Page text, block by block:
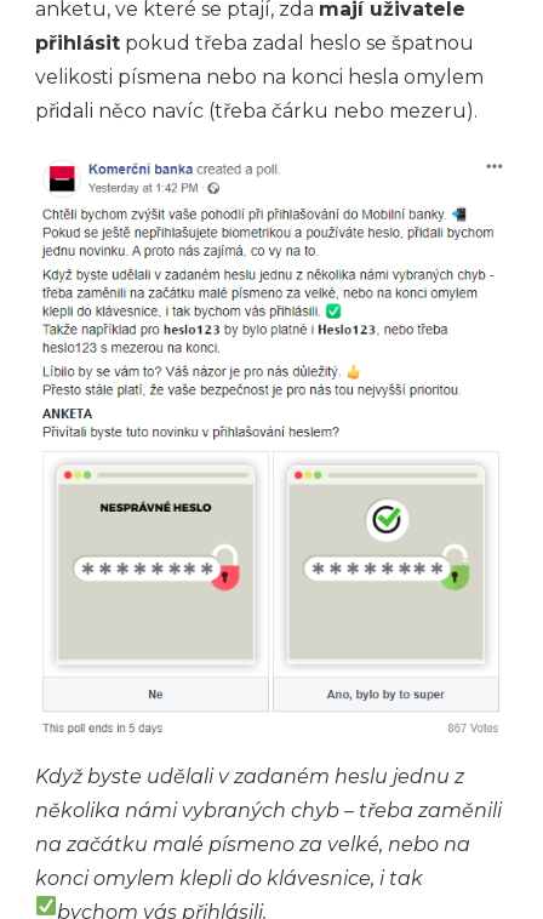
anketu, ve které se ptají, zda mají uživatele
přihlásit pokud třeba zadal heslo se špatnou
velikosti písmena nebo na konci hesla omylem
přidali něco navíc (třeba čárku nebo mezeru).
Když byste udělali v zadaném heslu jednu z
několika námi vybraných chyb – třeba zaměnili
na začátku malé písmeno za velké, nebo na
konci omylem klepli do klávesnice, i tak
bychom vás přihlásili.